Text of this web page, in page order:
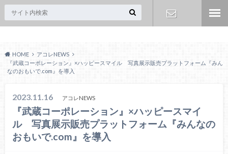
せ
HOME
アコレNEWS
『武蔵コーポレーション』×ハッピースマイル 写真展示販売プラットフォーム『みん
なのおもいで.com』を導入
2023.11.16 アコレNEWS
『武蔵コーポレーション』×ハッピースマイ
ル 写真展示販売プラットフォーム『みんなの
おもいで.com』を導入